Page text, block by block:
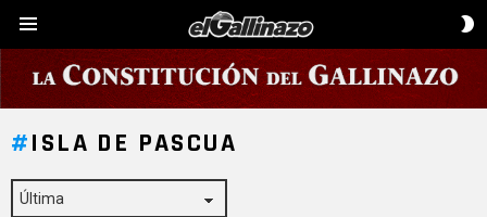
ISLA DE PASCUA